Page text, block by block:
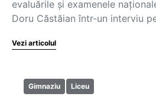
evaluările și examenele
Doru Căstăian într-un interviu
Vezi articolul
Gimnaziu Liceu